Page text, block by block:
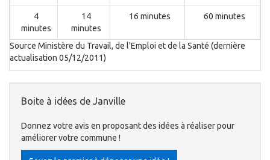
4
minutes
14
minutes
16 minutes 60 minutes
Source Ministère du Travail, de l'Emploi et de la Santé (dernière
actualisation 05/12/2011)
Boite à idées de Janville
Donnez votre avis en proposant des idées à réaliser pour
améliorer votre commune !